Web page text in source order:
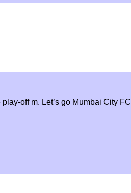
off m. Let’s go Mumbai City FC